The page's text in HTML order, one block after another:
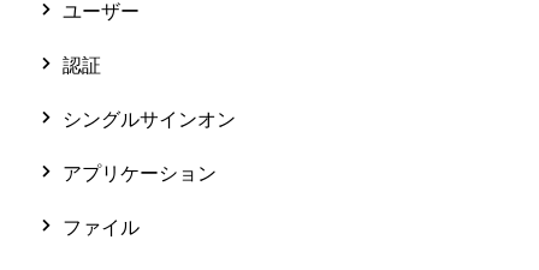
ユーザー
認証
シングルサインオン
アプリケーション
ファイル